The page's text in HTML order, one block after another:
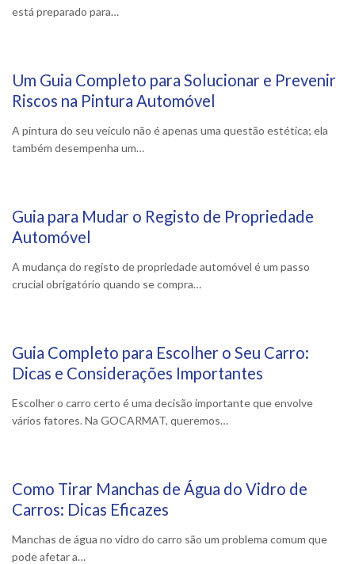
está preparado para…
3 Outubro, 2024
Um Guia Completo para Solucionar e Prevenir
Riscos na Pintura Automóvel
A pintura do seu veículo não é apenas uma questão estética; ela
também desempenha um…
27 Setembro, 2024
Guia para Mudar o Registo de Propriedade
Automóvel
A mudança do registo de propriedade automóvel é um passo
crucial obrigatório quando se compra…
12 Setembro, 2024
Guia Completo para Escolher o Seu Carro:
Dicas e Considerações Importantes
Escolher o carro certo é uma decisão importante que envolve
vários fatores. Na GOCARMAT, queremos…
6 Setembro, 2024
Como Tirar Manchas de Água do Vidro de
Carros: Dicas Eficazes
Manchas de água no vidro do carro são um problema comum que
pode afetar a…